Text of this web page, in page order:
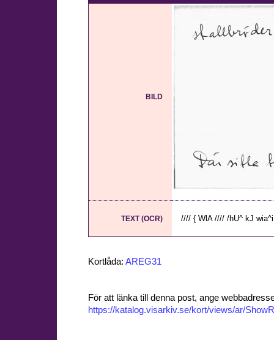
BILD
TEXT (OCR) //// { WlA //// /hU^ kJ
Kortlåda: AREG31
För att länka till denna post, ange
https://katalog.visarkiv.se/kort/views/ar/